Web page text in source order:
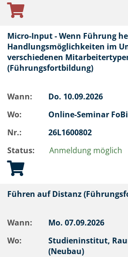
Micro-Input - Wenn Führung
Handlungsmöglichkeiten im
verschiedenen
(Führungsfortbildung)
Wann: Do. 10.09.2026
Wo:
Online-Seminar FoBi
Nr.:
26L1600802
Status:
Anmeldung möglich
Führen auf Distanz
Wann: Mo. 07.09.2026
Wo:
Studieninstitut,
(Neubau)